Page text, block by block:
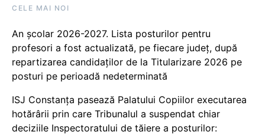
CELE MAI NOI
An școlar 2026-2027. Lista posturilor pentru
profesori a fost actualizată, pe fiecare județ, după
repartizarea candidaților de la Titularizare 2026 pe
posturi pe perioadă nedeterminată
ISJ Constanța pasează Palatului Copiilor executarea
hotărârii prin care Tribunalul a suspendat chiar
deciziile Inspectoratului de tăiere a posturilor: